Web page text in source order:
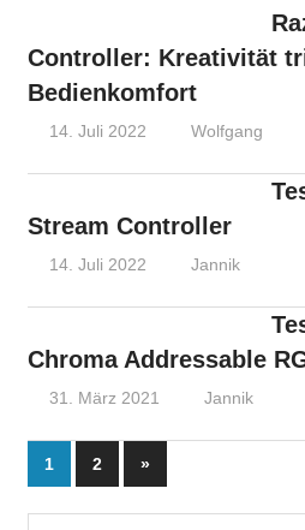
Controller: Kreativität
Bedienkomfort
14. Juli 2022 Wolfgang
Stream Controller
14. Juli 2022 Jannik
Chroma Addressable
31. März 2021 Jannik
der
1 2
Nächste
Beiträge
»